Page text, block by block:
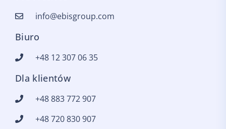
info@ebisgroup.com
Biuro
+48 12 307 06 35
Dla klientów
+48 883 772 907
+48 720 830 907